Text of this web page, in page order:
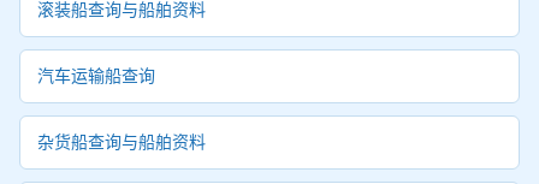
滚装船查询与船舶资料
汽车运输船查询
杂货船查询与船舶资料